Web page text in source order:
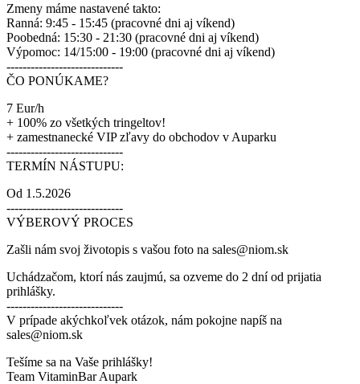
Zmeny máme nastavené takto:
Ranná: 9:45 - 15:45 (pracovné dni aj víkend)
Poobedná: 15:30 - 21:30 (pracovné dni aj víkend)
Výpomoc: 14/15:00 - 19:00 (pracovné dni aj víkend)
-----------------------------
ČO PONÚKAME?
7 Eur/h
+ 100% zo všetkých tringeltov!
+ zamestnanecké VIP zľavy do obchodov v Auparku
-----------------------------
TERMÍN NÁSTUPU:
Od 1.5.2026
-----------------------------
VÝBEROVÝ PROCES
Zašli nám svoj životopis s vašou foto na sales@niom.sk
Uchádzačom, ktorí nás zaujmú, sa ozveme do 2 dní od prijatia
prihlášky.
-----------------------------
V prípade akýchkoľvek otázok, nám pokojne napíš na
sales@niom.sk
Tešíme sa na Vaše prihlášky!
Team VitaminBar Aupark